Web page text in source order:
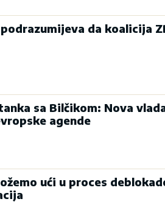
da koalicija
sa Bilčikom: Nova
agende
ući u proces